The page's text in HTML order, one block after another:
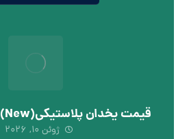
قیمت یخدان پلاستیکی(New) در بازار + جدول
ژوئن ۱۰, ۲۰۲۶